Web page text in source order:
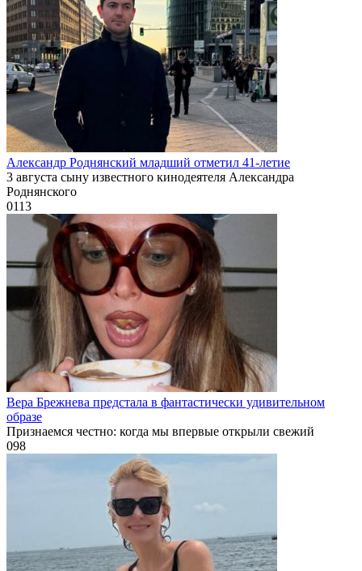
Александр Роднянский младший отметил 41-летие
3 августа сыну известного кинодеятеля Александра
Роднянского
0113
Вера Брежнева предстала в фантастически удивительном
образе
Признаемся честно: когда мы впервые открыли свежий
098